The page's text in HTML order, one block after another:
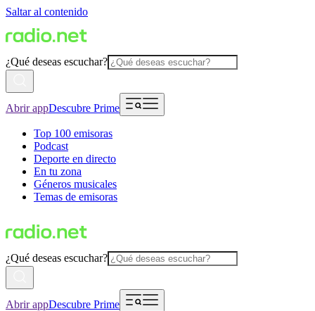
Saltar al contenido
¿Qué deseas escuchar?
Abrir appDescubre Prime
Top 100 emisoras
Podcast
Deporte en directo
En tu zona
Géneros musicales
Temas de emisoras
¿Qué deseas escuchar?
Abrir appDescubre Prime